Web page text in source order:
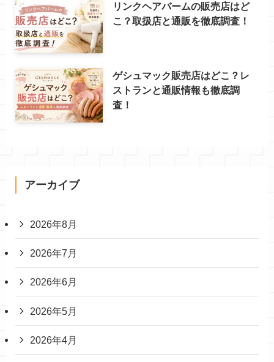
リンクヘアバームの販売店はど
こ？取扱店と通販を徹底調査！
ゲシュマック販売店はどこ？レ
ストランと通販情報も徹底調
査！
アーカイブ
2026年8月
2026年7月
2026年6月
2026年5月
2026年4月